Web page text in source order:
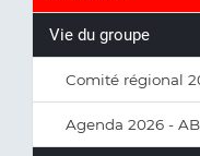
Vie du groupe
Comité régional
Agenda 2026 -